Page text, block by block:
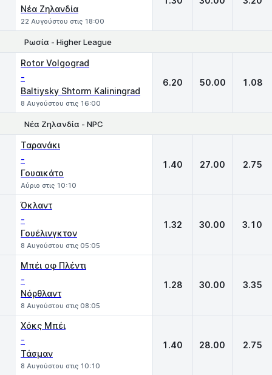
Νέα Ζηλανδία
22 Αυγούστου στις 18:00
Ρωσία - Higher League
Rotor Volgograd
-
Baltiysky Shtorm Kaliningrad
8 Αυγούστου στις 16:00
6.20 50.00 1.08
Νέα Ζηλανδία - NPC
Ταρανάκι
-
Γουαικάτο
Αύριο στις 10:10
1.40 27.00 2.75
Όκλαντ
-
Γουέλινγκτον
8 Αυγούστου στις 05:05
1.32 30.00 3.10
Μπέι οφ Πλέντι
-
Νόρθλαντ
8 Αυγούστου στις 08:05
1.28 30.00 3.35
Χόκς Μπέι
-
Τάσμαν
8 Αυγούστου στις 10:10
1.40 28.00 2.75